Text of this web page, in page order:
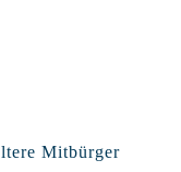
Mitbürger